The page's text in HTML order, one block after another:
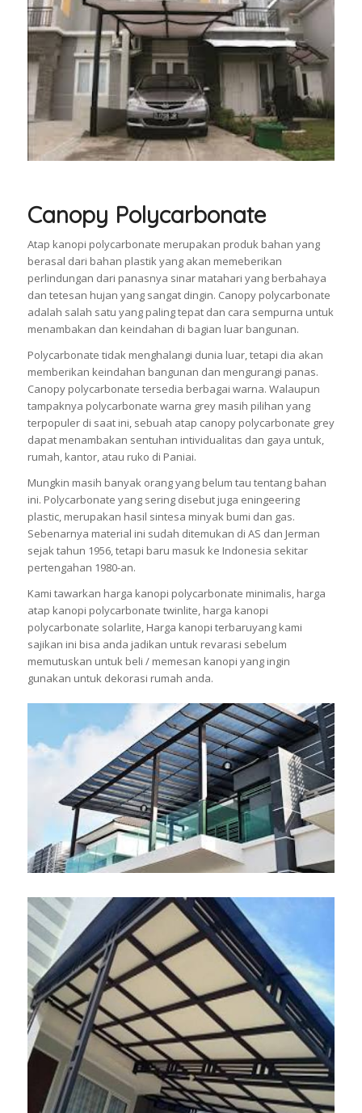
Canopy Polycarbonate
Atap kanopi polycarbonate merupakan produk bahan yang
berasal dari bahan plastik yang akan memeberikan
perlindungan dari panasnya sinar matahari yang berbahaya
dan tetesan hujan yang sangat dingin. Canopy polycarbonate
adalah salah satu yang paling tepat dan cara sempurna untuk
menambakan dan keindahan di bagian luar bangunan.
Polycarbonate tidak menghalangi dunia luar, tetapi dia akan
memberikan keindahan bangunan dan mengurangi panas.
Canopy polycarbonate tersedia berbagai warna. Walaupun
tampaknya polycarbonate warna grey masih pilihan yang
terpopuler di saat ini, sebuah atap canopy polycarbonate grey
dapat menambakan sentuhan intividualitas dan gaya untuk,
rumah, kantor, atau ruko di Paniai.
Mungkin masih banyak orang yang belum tau tentang bahan
ini. Polycarbonate yang sering disebut juga eningeering
plastic, merupakan hasil sintesa minyak bumi dan gas.
Sebenarnya material ini sudah ditemukan di AS dan Jerman
sejak tahun 1956, tetapi baru masuk ke Indonesia sekitar
pertengahan 1980-an.
Kami tawarkan harga kanopi polycarbonate minimalis, harga
atap kanopi polycarbonate twinlite, harga kanopi
polycarbonate solarlite, Harga kanopi terbaruyang kami
sajikan ini bisa anda jadikan untuk revarasi sebelum
memutuskan untuk beli / memesan kanopi yang ingin
gunakan untuk dekorasi rumah anda.